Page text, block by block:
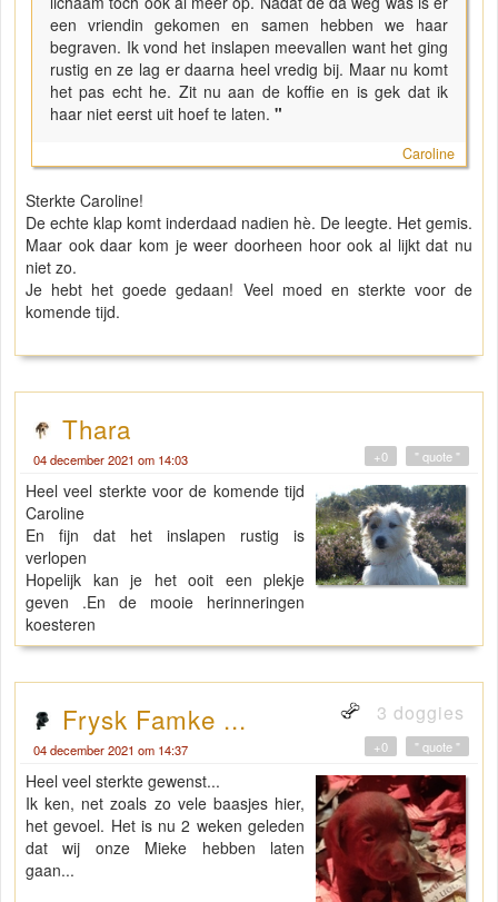
een vriendin gekomen en samen hebben we haar
begraven. Ik vond het inslapen meevallen want het ging
rustig en ze lag er daarna heel vredig bij. Maar nu komt
het pas echt he. Zit nu aan de koffie en is gek dat ik
haar niet eerst uit hoef te laten. "
Caroline
Sterkte Caroline!
De echte klap komt inderdaad nadien hè. De leegte. Het gemis.
Maar ook daar kom je weer doorheen hoor ook al lijkt dat nu
niet zo.
Je hebt het goede gedaan! Veel moed en sterkte voor de
komende tijd.
Thara
04 december 2021 om 14:03 " quote "
+0
Heel veel sterkte voor de komende tijd
Caroline
En fijn dat het inslapen rustig is
verlopen
Hopelijk kan je het ooit een plekje
geven .En de mooie herinneringen
koesteren
Frysk Famke ... 3 doggies
04 december 2021 om 14:37 " quote "
+0
Heel veel sterkte gewenst...
Ik ken, net zoals zo vele baasjes hier,
het gevoel. Het is nu 2 weken geleden
dat wij onze Mieke hebben laten
gaan...